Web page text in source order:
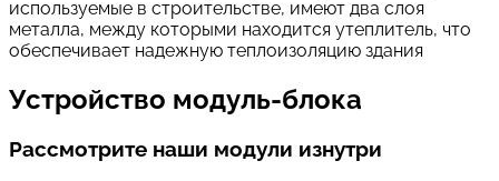
используемые в строительстве, имеют два слоя
металла, между которыми находится утеплитель, что
обеспечивает надежную теплоизоляцию здания
Устройство модуль-блока
Рассмотрите наши модули изнутри